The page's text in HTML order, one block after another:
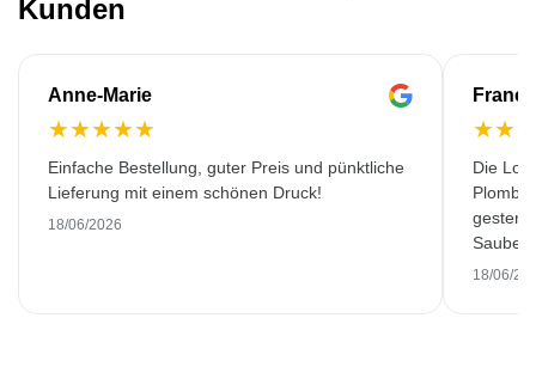
Kunden
Anne-Marie
★★★★★
Einfache Bestellung, guter Preis und pünktliche
Lieferung mit einem schönen Druck!
18/06/2026
★★
Die
gestern
18/06/